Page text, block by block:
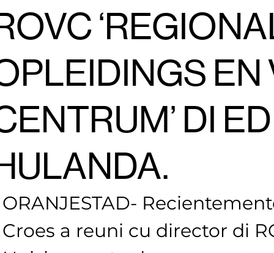
EN
DI
ORANJESTAD-
Croes a reuni cu director di